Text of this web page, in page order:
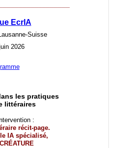
EcrIA
Suisse
2026
les pratiques
littéraires
:
récit-page.
IA spécialisé,
CRÉATURE